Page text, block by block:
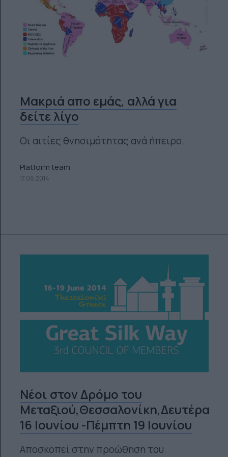
Μακριά απο εμάς, αλλά για
δείτε λίγο
Οι αιτίες θνησιμότητας ανά ήπειρο.
Platform team
17.06.2014
Νέοι στον Δρόμο του
Μεταξιού,Θεσσαλονίκη,Δευτέρα
16 Ιουνίου -Πέμπτη 19 Ιουνίου
Αποσκοπεί στην προώθηση του